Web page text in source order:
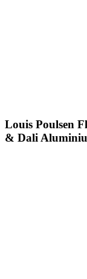
Louis Poulsen
& Dali